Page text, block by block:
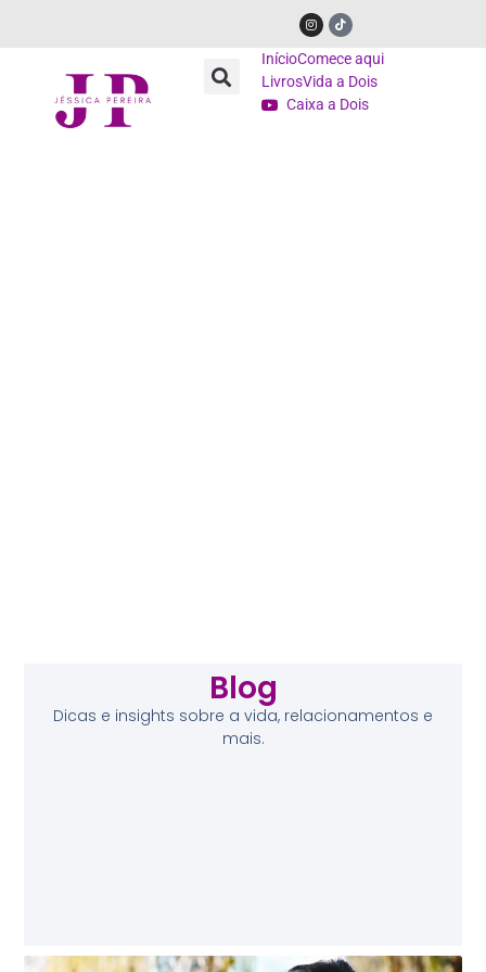
InícioComece aqui
LivrosVida a Dois
Caixa a Dois
Blog
Dicas e insights sobre a vida, relacionamentos e
mais.